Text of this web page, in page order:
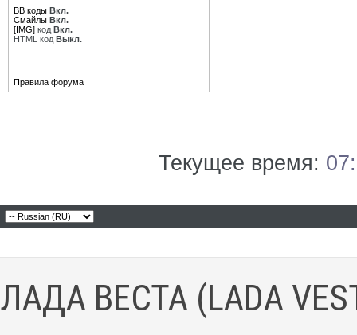
BB коды Вкл.
Смайлы Вкл.
[IMG] код Вкл.
HTML код Выкл.
Правила форума
Текущее время:
ЛАДА ВЕСТА (LADA